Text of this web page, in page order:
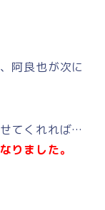
阿良也が次に
てくれれば…
りました。